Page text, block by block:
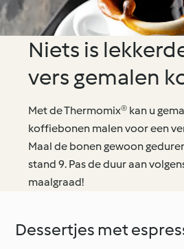
Niets is
vers gemalen
Met de Thermomix® kan u
koffiebonen malen voor een
Maal de bonen gewoon
stand 9. Pas de duur aan
maalgraad!
Dessertjes met